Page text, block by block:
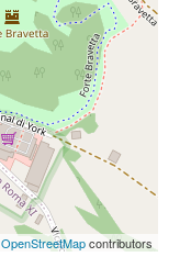
OpenStreetMapcontributors